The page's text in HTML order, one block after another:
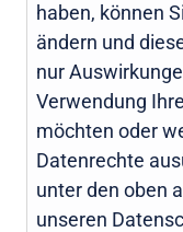
haben, können
ändern und
nur
Verwendung
möchten oder
Datenrechte
unter den oben
unseren